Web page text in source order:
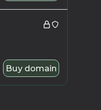
Buy domain